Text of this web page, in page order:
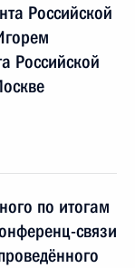
Российской
Российской
по итогам
связи